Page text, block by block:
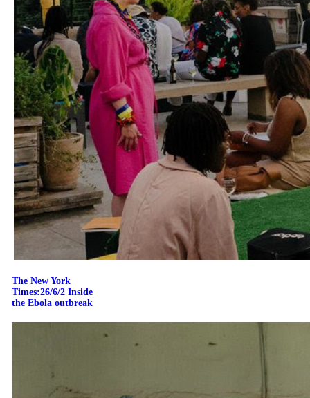
The New York
Times:26/6/2 Inside
the Ebola outbreak